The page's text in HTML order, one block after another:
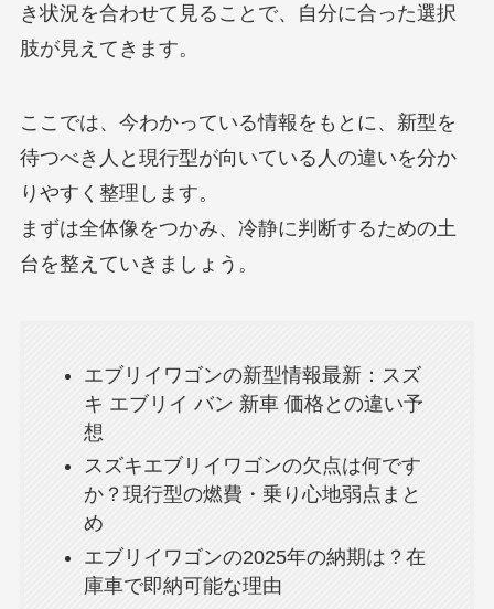
き状況を合わせて見ることで、自分に合った選択
肢が見えてきます。
ここでは、今わかっている情報をもとに、新型を
待つべき人と現行型が向いている人の違いを分か
りやすく整理します。
まずは全体像をつかみ、冷静に判断するための土
台を整えていきましょう。
エブリイワゴンの新型情報最新：スズ
キ エブリイ バン 新車 価格との違い予
想
スズキエブリイワゴンの欠点は何です
か？現行型の燃費・乗り心地弱点まと
め
エブリイワゴンの2025年の納期は？在
庫車で即納可能な理由